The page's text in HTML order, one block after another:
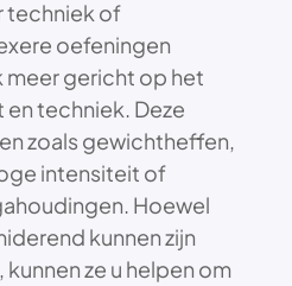
techniek of
oefeningen
meer gericht op het
techniek. Deze
zoals gewichtheffen,
intensiteit of
Hoewel
kunnen zijn
ze u helpen om